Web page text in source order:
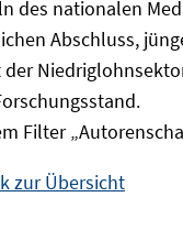
des nationalen
Abschluss,
der
Filter
zur Übersicht